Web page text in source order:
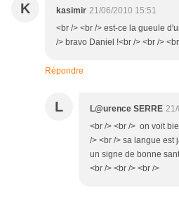
K kasimir 21/06/2010 15:51
<br /> <br /> est-ce la gueule
/> bravo Daniel !<br /> <br />
Répondre
L L@urence SERRE
<br /> <br /> on voit
/> <br /> sa langue est
un signe de bonne
<br /> <br /> <br />